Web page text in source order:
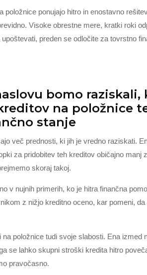
položnice ponujajo hitro in enostavno
Visoke obrestne mere, kratki roki
preden se odločite za tovrstno
bomo raziskali,
na položnice
stanje
več prednosti, ki jih je vredno raziskati.
za pridobitev teh kreditov običajno manj
skoraj takoj.
v nujnih primerih, ko je hitra finančna
z nižjo kreditno oceno, kar pomeni,
na položnice tudi svoje slabosti. Ena
se lahko skupni stroški kredita hitro
pravočasno.